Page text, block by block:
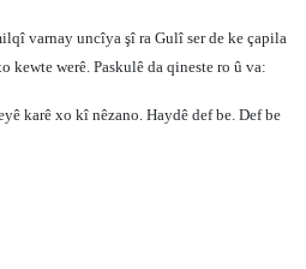
varnay uncîya şî ra Gulî ser de ke çapila
kewte werê. Paskulê da qineste ro û va:
karê xo kî nêzano. Haydê def be. Def be